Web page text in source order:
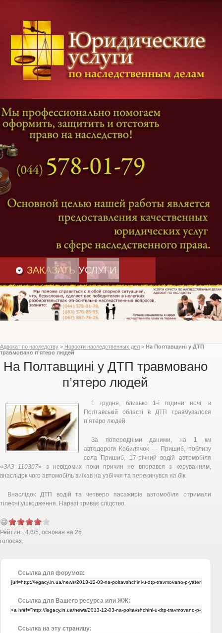
Категории дел
Наследование и Завещание
Оформление наследства
Оспаривание наследства
Адвокат наследственные дела
и Вакансии
ЗАКАЗАТЬ УСЛУГИ
Адвокат по наследству > Новости наследственных дел > На Полтавщині у ДТП
травмовано п’ятеро людей
На Полтавщині у ДТП травмовано
п’ятеро людей
1 грудня, близько 1-ї години ночі, в
Полтавській області в ДТП травмувалося
п’ятеро людей.
За попередніми даними, на 1 км
автодороги Кобилячок — Пришиб, поблизу
села Пришиб, 17-річний водій автомобіля
«ЗАЗ 110307» з невідомих поки причин не впорався з керуванням,
внаслідок чого автомобіль виїхав на узбіччя та перекинувся на бік.
Внаслідок ДТП водій та четверо пасажирів автомобіля отримали
тілесні ушкодження. Наразі триває слідство.
Рейтинг: 4.6/5, основан на 25
голосах.
Ссылка для форумов:
Ссылка для Вашего ресурса или ЖЖ:
Ссылка на эту страницу: